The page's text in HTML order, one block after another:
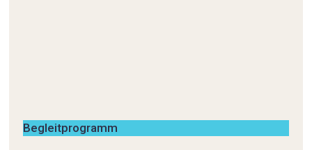
Begleitprogramm